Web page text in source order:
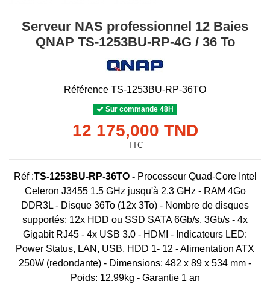
Serveur NAS professionnel 12 Baies
QNAP TS-1253BU-RP-4G / 36 To
Référence TS-1253BU-RP-36TO
Sur commande 48H
12 175,000 TND
TTC
Réf :TS-1253BU-RP-36TO - Processeur Quad-Core Intel
Celeron J3455 1.5 GHz jusqu'à 2.3 GHz - RAM 4Go
DDR3L - Disque 36To (12x 3To) - Nombre de disques
supportés: 12x HDD ou SSD SATA 6Gb/s, 3Gb/s - 4x
Gigabit RJ45 - 4x USB 3.0 - HDMI - Indicateurs LED:
Power Status, LAN, USB, HDD 1- 12 - Alimentation ATX
250W (redondante) - Dimensions: 482 x 89 x 534 mm -
Poids: 12.99kg - Garantie 1 an